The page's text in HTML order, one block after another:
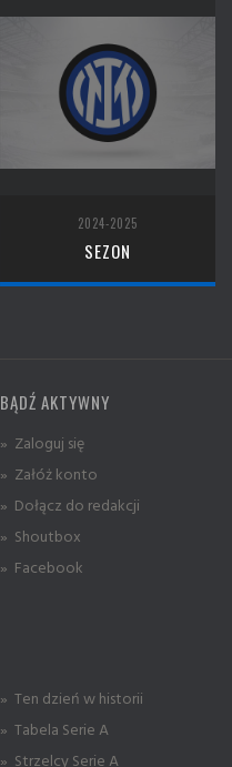
2024-2025
SEZON
BĄDŹ AKTYWNY
» Zaloguj się
» Załóż konto
» Dołącz do redakcji
» Shoutbox
» Facebook
» Ten dzień w historii
» Tabela Serie A
» Strzelcy Serie A